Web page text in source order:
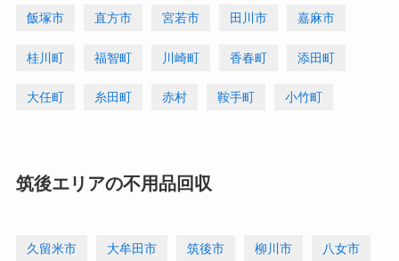
飯塚市 直方市 宮若市 田川市 嘉麻市
桂川町 福智町 川崎町 香春町 添田町
大任町 糸田町 赤村 鞍手町 小竹町
筑後エリアの不用品回収
久留米市 大牟田市 筑後市 柳川市 八女市